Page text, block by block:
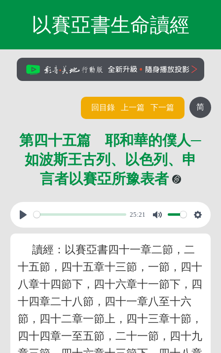
以賽亞書生命讀經
简
回目錄 上一篇 下一篇
第四十五篇 耶和華的僕人─
如波斯王古列、以色列、申
言者以賽亞所豫表者
25:21
讀經：以賽亞書四十一章二節，二
十五節，四十五章十三節，一節，四十
八章十四節下，四十六章十一節下，四
十四章二十八節，四十一章八至十六
節，四十二章一節上，四十三章十節，
四十四章一至五節，二十一節，四十九